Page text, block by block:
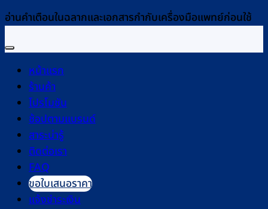
อ่านคำเตือนในฉลากและเอกสารกำกับเครื่องมือแพทย์ก่อนใช้
หน้าแรก
ร้านค้า
โปรโมชัน
ช้อปตามแบรนด์
สาระน่ารู้
ติดต่อเรา
FAQ
ขอใบเสนอราคา
แจ้งชำระเงิน